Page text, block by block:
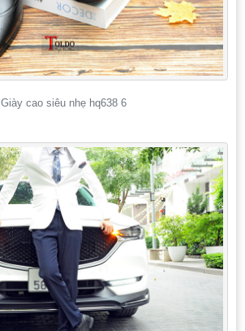
Giày cao siêu nhẹ hq638 6